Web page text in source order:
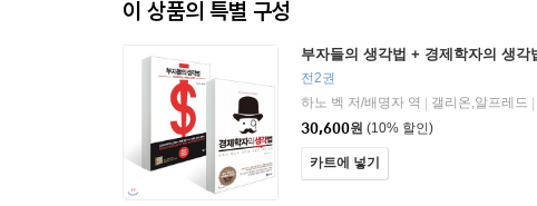
이 상품의 특별 구성
부자들의 생각법 + 경제학자의 생각
전2권
하노 벡 저/배명자 역
갤리온,알프레드
30,600원 (10% 할인)
카트에 넣기